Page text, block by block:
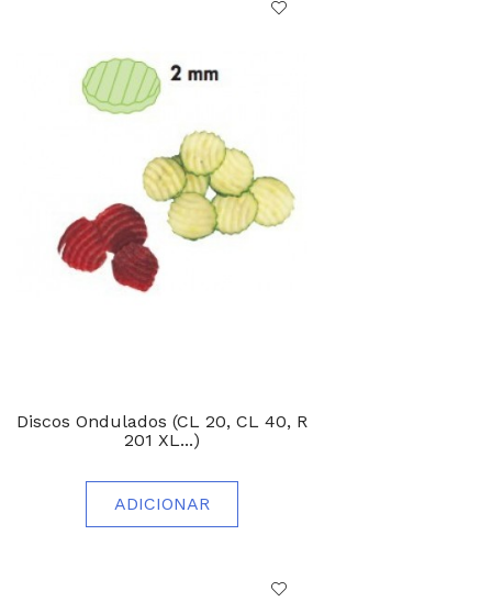
Discos Ondulados (CL 20, CL 40, R
201 XL...)
ADICIONAR